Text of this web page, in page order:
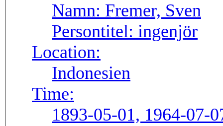
Namn: Fremer, Sven
Persontitel: ingenjör
Location:
Indonesien
Time:
1893-05-01, 1964-07-